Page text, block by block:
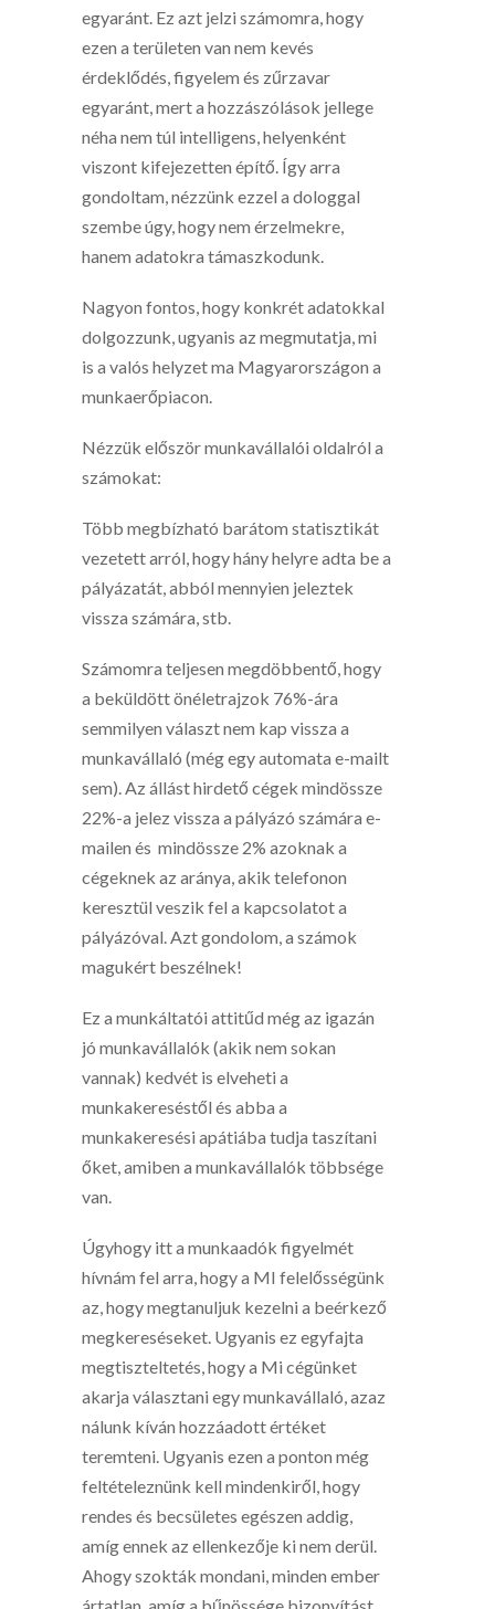
egyaránt. Ez azt jelzi számomra, hogy
ezen a területen van nem kevés
érdeklődés, figyelem és zűrzavar
egyaránt, mert a hozzászólások jellege
néha nem túl intelligens, helyenként
viszont kifejezetten építő. Így arra
gondoltam, nézzünk ezzel a dologgal
szembe úgy, hogy nem érzelmekre,
hanem adatokra támaszkodunk.
Nagyon fontos, hogy konkrét adatokkal
dolgozzunk, ugyanis az megmutatja, mi
is a valós helyzet ma Magyarországon a
munkaerőpiacon.
Nézzük először munkavállalói oldalról a
számokat:
Több megbízható barátom statisztikát
vezetett arról, hogy hány helyre adta be a
pályázatát, abból mennyien jeleztek
vissza számára, stb.
Számomra teljesen megdöbbentő, hogy
a beküldött önéletrajzok 76%-ára
semmilyen választ nem kap vissza a
munkavállaló (még egy automata e-mailt
sem). Az állást hirdető cégek mindössze
22%-a jelez vissza a pályázó számára e-
mailen és mindössze 2% azoknak a
cégeknek az aránya, akik telefonon
keresztül veszik fel a kapcsolatot a
pályázóval. Azt gondolom, a számok
magukért beszélnek!
Ez a munkáltatói attitűd még az igazán
jó munkavállalók (akik nem sokan
vannak) kedvét is elveheti a
munkakereséstől és abba a
munkakeresési apátiába tudja taszítani
őket, amiben a munkavállalók többsége
van.
Úgyhogy itt a munkaadók figyelmét
hívnám fel arra, hogy a MI felelősségünk
az, hogy megtanuljuk kezelni a beérkező
megkereséseket. Ugyanis ez egyfajta
megtiszteltetés, hogy a Mi cégünket
akarja választani egy munkavállaló, azaz
nálunk kíván hozzáadott értéket
teremteni. Ugyanis ezen a ponton még
feltételeznünk kell mindenkiről, hogy
rendes és becsületes egészen addig,
amíg ennek az ellenkezője ki nem derül.
Ahogy szokták mondani, minden ember